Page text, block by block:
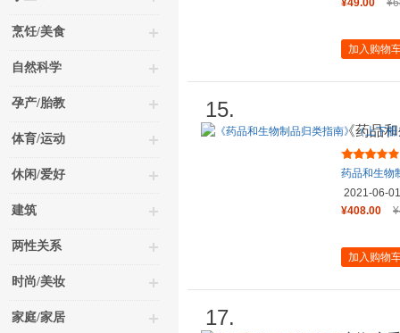
烹饪/美食
自然科学
孕产/胎教
体育/运动
休闲/爱好
建筑
两性关系
时尚/美妆
家庭/家居
¥49.00
加入购物
15.
《药品
药品和生物
2021-06-01
¥408.00
加入购物
17.